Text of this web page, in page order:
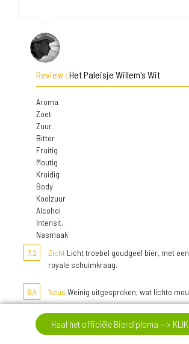
Review : Het Paleisje Willem's Wit
Aroma
Zoet
Zuur
Bitter
Fruitig
Moutig
Kruidig
Body
Koolzuur
Alcohol
Intensit.
Nasmaak
7,2
Zicht Licht troebel goudgeel bier, met
royale schuimkraag.
6,4 Neus Weinig uitgesproken, wat lichte
7,2 Smaak Fris en kruidig, met vooral wat
Haal het officiële Bierdiploma --> KLIK